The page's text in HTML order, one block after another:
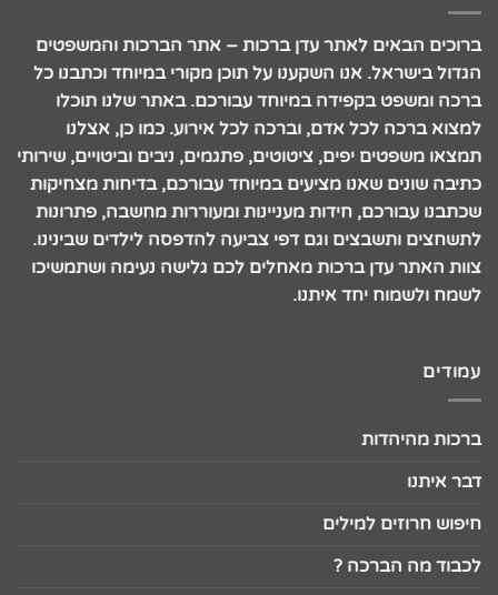
ברוכים הבאים לאתר עדן ברכות – אתר הברכות והמשפטים
הגדול בישראל. אנו השקענו על תוכן מקורי במיוחד וכתבנו כל
ברכה ומשפט בקפידה במיוחד עבורכם. באתר שלנו תוכלו
למצוא ברכה לכל אדם, וברכה לכל אירוע. כמו כן, אצלנו
תמצאו משפטים יפים, ציטוטים, פתגמים, ניבים וביטויים, שירותי
כתיבה שונים שאנו מציעים במיוחד עבורכם, בדיחות מצחיקות
שכתבנו עבורכם, חידות מעניינות ומעוררות מחשבה, פתרונות
לתשחצים ותשבצים וגם דפי צביעה להדפסה לילדים שבינינו.
צוות האתר עדן ברכות מאחלים לכם גלישה נעימה ושתמשיכו
לשמח ולשמוח יחד איתנו.
עמודים
ברכות מהיהדות
דבר איתנו
חיפוש חרוזים למילים
לכבוד מה הברכה ?